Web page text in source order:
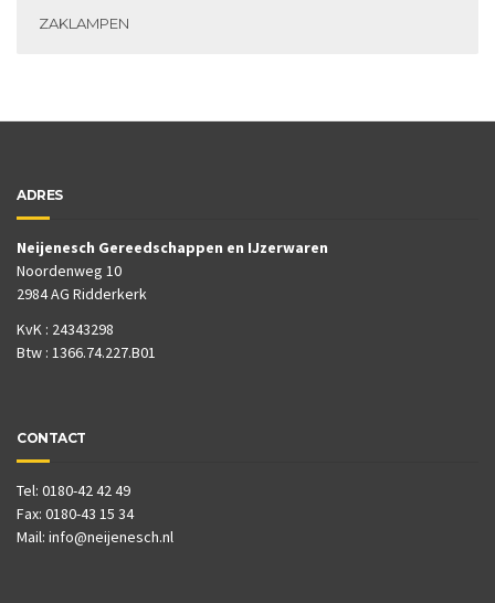
ZAKLAMPEN
ADRES
Neijenesch Gereedschappen en IJzerwaren
Noordenweg 10
2984 AG Ridderkerk
KvK : 24343298
Btw : 1366.74.227.B01
CONTACT
Tel: 0180-42 42 49
Fax: 0180-43 15 34
Mail: info@neijenesch.nl